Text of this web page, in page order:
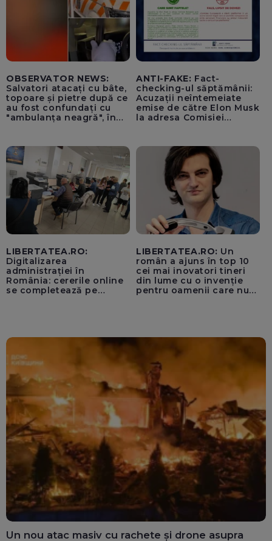
OBSERVATOR NEWS:
Salvatori atacați cu bâte,
topoare și pietre după ce
au fost confundați cu
"ambulanța neagră", în
ANTI-FAKE: Fact-
checking-ul săptămânii:
Acuzații neîntemeiate
emise de către Elon Musk
la adresa Comisiei
pentru instaurarea
„cenzurii” pe platforma X
LIBERTATEA.RO:
Digitalizarea
administrației în
România: cererile online
se completează pe
LIBERTATEA.RO: Un
român a ajuns în top 10
cei mai inovatori tineri
din lume cu o invenție
pentru oamenii care nu
Un nou atac masiv cu rachete și drone asupra